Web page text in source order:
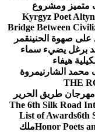
ومشروع
Kyrgyz Poet
Bridge Between
صهوة الحنينقمر
برغل يضيء سماء
هيفاء
محمد الشارنيمروة
THE
مهرجان طريق الحرير
The 6th Silk Road
List of Awards6th
Honor Poetsملك